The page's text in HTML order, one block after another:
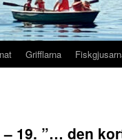
Grifflarna
19. ”… den